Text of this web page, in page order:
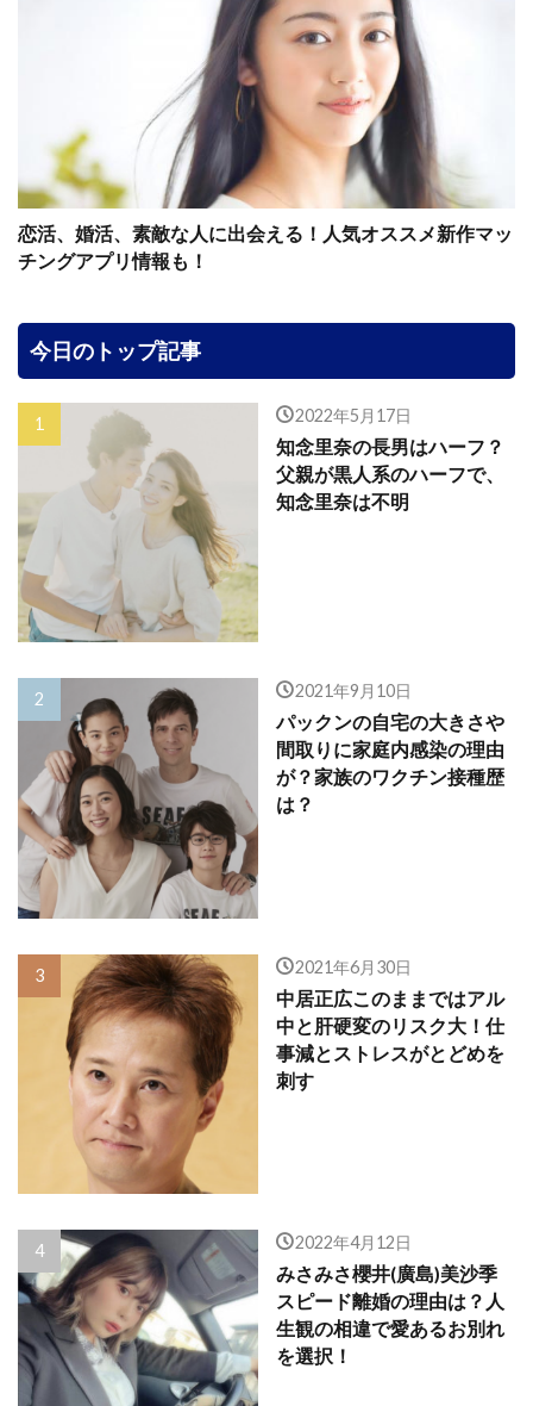
恋活、婚活、素敵な人に出会える！人気オススメ新作マッ
チングアプリ情報も！
今日のトップ記事
2022年5月17日
知念里奈の長男はハーフ？
父親が黒人系のハーフで、
知念里奈は不明
2021年9月10日
パックンの自宅の大きさや
間取りに家庭内感染の理由
が？家族のワクチン接種歴
は？
2021年6月30日
中居正広このままではアル
中と肝硬変のリスク大！仕
事減とストレスがとどめを
刺す
2022年4月12日
みさみさ櫻井(廣島)美沙季
スピード離婚の理由は？人
生観の相違で愛あるお別れ
を選択！